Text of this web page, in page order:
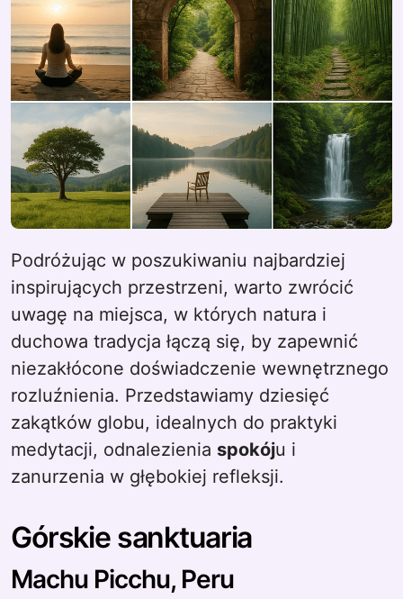
Podróżując w poszukiwaniu najbardziej
inspirujących przestrzeni, warto zwrócić
uwagę na miejsca, w których natura i
duchowa tradycja łączą się, by zapewnić
niezakłócone doświadczenie wewnętrznego
rozluźnienia. Przedstawiamy dziesięć
zakątków globu, idealnych do praktyki
medytacji, odnalezienia spokóju i
zanurzenia w głębokiej refleksji.
Górskie sanktuaria
Machu Picchu, Peru